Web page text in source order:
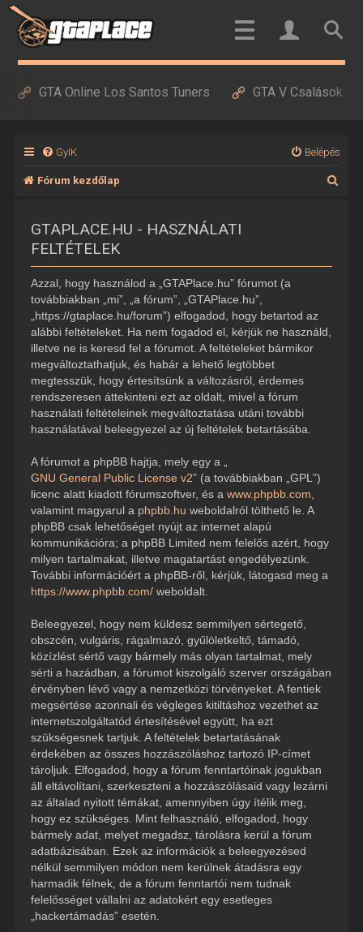
GTA Online Los Santos Tuners GTA V Csalások
GyIK Belépés
Fórum kezdőlap
GTAPLACE.HU - HASZNÁLATI
FELTÉTELEK
Azzal, hogy használod a „GTAPlace.hu” fórumot (a
továbbiakban „mi”, „a fórum”, „GTAPlace.hu”,
„https://gtaplace.hu/forum”) elfogadod, hogy betartod az
alábbi feltételeket. Ha nem fogadod el, kérjük ne használd,
illetve ne is keresd fel a fórumot. A feltételeket bármikor
megváltoztathatjuk, és habár a lehető legtöbbet
megtesszük, hogy értesítsünk a változásról, érdemes
rendszeresen áttekinteni ezt az oldalt, mivel a fórum
használati feltételeinek megváltoztatása utáni további
használatával beleegyezel az új feltételek betartásába.
A fórumot a phpBB hajtja, mely egy a „
GNU General Public License v2” (a továbbiakban „GPL”)
licenc alatt kiadott fórumszoftver, és a www.phpbb.com
valamint magyarul a phpbb.hu weboldalról tölthető le. A
phpBB csak lehetőséget nyújt az internet alapú
kommunikációra; a phpBB Limited nem felelős azért, hogy
milyen tartalmakat, illetve magatartást engedélyezünk.
További információért a phpBB-ről, kérjük, látogasd meg a
https://www.phpbb.com/weboldalt.
Beleegyezel, hogy nem küldesz semmilyen sértegető,
obszcén, vulgáris, rágalmazó, gyűlöletkeltő, támadó,
közízlést sértő vagy bármely más olyan tartalmat, mely
sérti a hazádban, a fórumot kiszolgáló szerver országában
érvényben lévő vagy a nemzetközi törvényeket. A fentiek
megsértése azonnali és végleges kitiltáshoz vezethet az
internetszolgáltatód értesítésével együtt, ha ezt
szükségesnek tartjuk. A feltételek betartatásának
érdekében az összes hozzászóláshoz tartozó IP-címet
tároljuk. Elfogadod, hogy a fórum fenntartóinak jogukban
áll eltávolítani, szerkeszteni a hozzászólásaid vagy lezárni
az általad nyitott témákat, amennyiben úgy ítélik meg,
hogy ez szükséges. Mint felhasználó, elfogadod, hogy
bármely adat, melyet megadsz, tárolásra kerül a fórum
adatbázisában. Ezek az információk a beleegyezésed
nélkül semmilyen módon nem kerülnek átadásra egy
harmadik félnek, de a fórum fenntartói nem tudnak
felelősséget vállalni az adatokért egy esetleges
„hackertámadás” esetén.